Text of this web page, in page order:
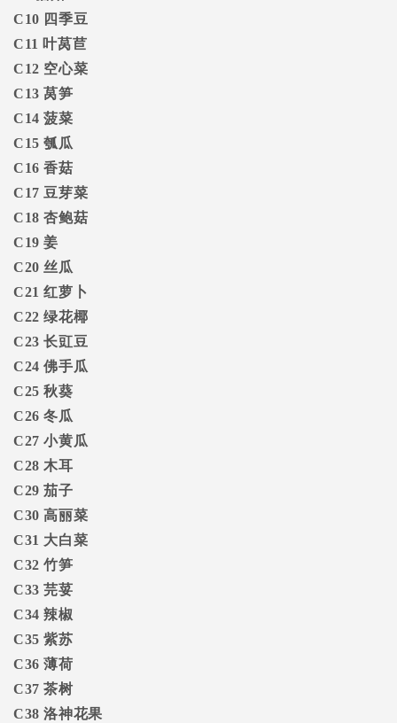
C10 四季豆
C11 叶莴苣
C12 空心菜
C13莴笋
C14菠菜
C15瓠瓜
C16香菇
C17 豆芽菜
C18杏鲍菇
C19姜
C20 丝瓜
C21红萝卜
C22绿花椰
C23长豇豆
C24佛手瓜
C25秋葵
C26冬瓜
C27小黄瓜
C28木耳
C29茄子
C30高丽菜
C31 大白菜
C32竹笋
C33芫荽
C34辣椒
C35紫苏
C36薄荷
C37茶树
C38洛神花果